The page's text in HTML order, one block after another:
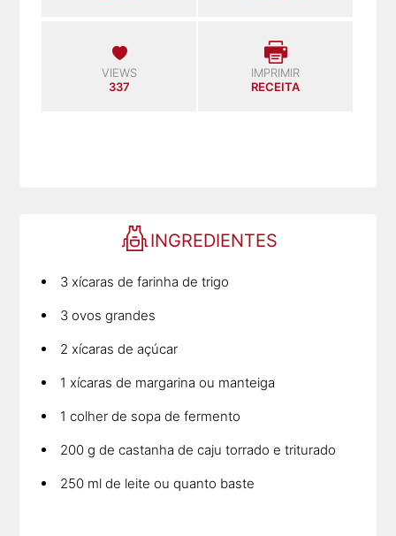
VIEWS
337
IMPRIMIR
RECEITA
INGREDIENTES
3 xícaras de farinha de trigo
3 ovos grandes
2 xícaras de açúcar
1 xícaras de margarina ou manteiga
1 colher de sopa de fermento
200 g de castanha de caju torrado e triturado
250 ml de leite ou quanto baste